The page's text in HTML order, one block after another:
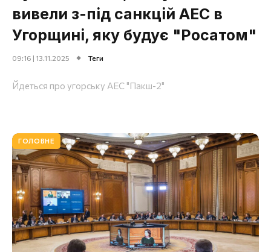
вивели з-під санкцій АЕС в
Угорщині, яку будує "Росатом"
09:16 | 13.11.2025 Теги
Йдеться про угорську АЕС "Пакш-2"
ГОЛОВНЕ